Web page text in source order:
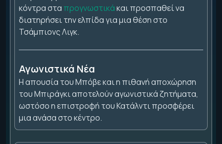
κόντρα στα προγνωστικάκαι προσπαθεί να
διατηρήσει την ελπίδα για μια θέση στο
Τσάμπιονς Λιγκ.
Αγωνιστικά Νέα
Η απουσία του Μπόβε και η πιθανή αποχώρηση
του Μπιράγκι αποτελούν αγωνιστικά ζητήματα,
ωστόσο η επιστροφή του Κατάλντι προσφέρει
μια ανάσα στο κέντρο.